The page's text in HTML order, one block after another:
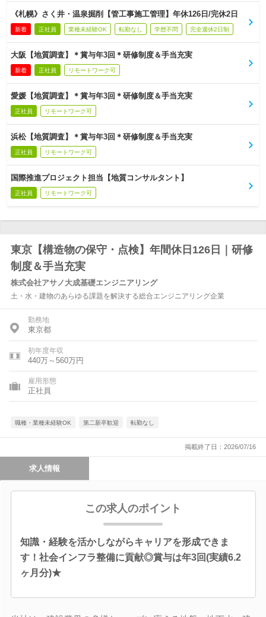
《札幌》さく井・温泉掘削【管工事施工管理】年休126日/完休2日
新着 正社員 業種未経験OK 転勤なし 学歴不問 完全週休2日制
大阪【地質調査】＊賞与年3回＊研修制度＆手当充実
新着 正社員 リモートワーク可
愛媛【地質調査】＊賞与年3回＊研修制度＆手当充実
正社員 リモートワーク可
浜松【地質調査】＊賞与年3回＊研修制度＆手当充実
正社員 リモートワーク可
国際推進プロジェクト担当【地質コンサルタント】
正社員 リモートワーク可
東京【構造物の保守・点検】年間休日126日｜研修
制度＆手当充実
株式会社アサノ大成基礎エンジニアリング
土・水・建物のあらゆる課題を解決する総合エンジニアリング企業
勤務地
東京都
初年度年収
440万～560万円
雇用形態
正社員
職種・業種未経験OK 第二新卒歓迎 転勤なし
掲載終了日：2026/07/16
求人情報
この求人のポイント
知識・経験を活かしながらキャリアを形成できま
す！社会インフラ整備に貢献◎賞与は年3回(実績6.2
ヶ月分)★